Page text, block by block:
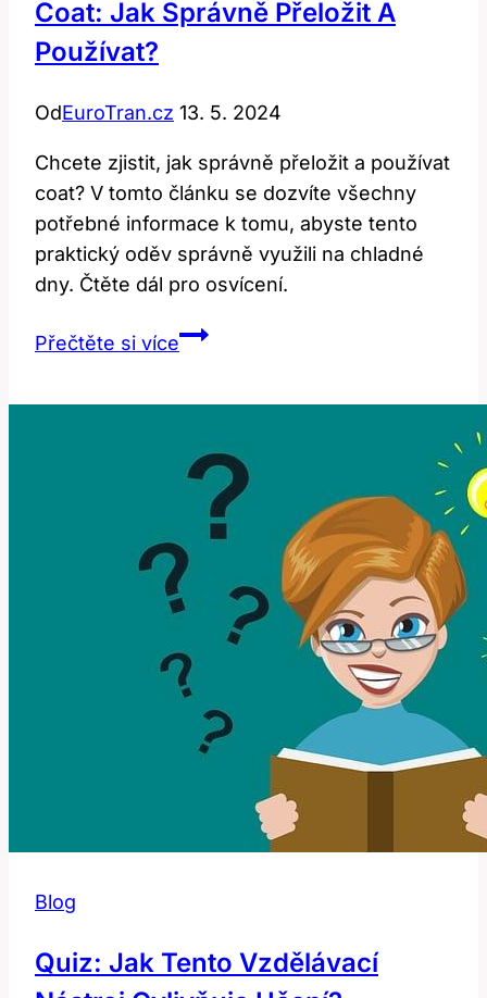
Coat: Jak Správně Přeložit A
Používat?
OdEuroTran.cz 13. 5. 2024
Chcete zjistit, jak správně přeložit a používat
coat? V tomto článku se dozvíte všechny
potřebné informace k tomu, abyste tento
praktický oděv správně využili na chladné
dny. Čtěte dál pro osvícení.
Přečtěte si víceCoat:
Používat?
Blog
Quiz: Jak Tento Vzdělávací